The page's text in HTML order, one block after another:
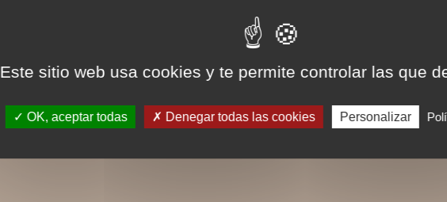
Este sitio web usa cookies y te permite controlar las que
OK, aceptar todas Denegar todas las cookies Personalizar